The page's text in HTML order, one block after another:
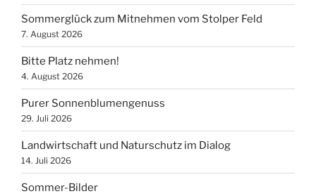
Sommerglück zum Mitnehmen vom Stolper Feld
7. August 2026
Bitte Platz nehmen!
4. August 2026
Purer Sonnenblumengenuss
29. Juli 2026
Landwirtschaft und Naturschutz im Dialog
14. Juli 2026
Sommer-Bilder